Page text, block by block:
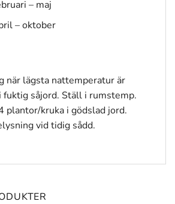
– maj
– oktober
när lägsta nattemperatur är
fuktig såjord. Ställ i rumstemp.
plantor/kruka i gödslad jord.
vid tidig sådd.